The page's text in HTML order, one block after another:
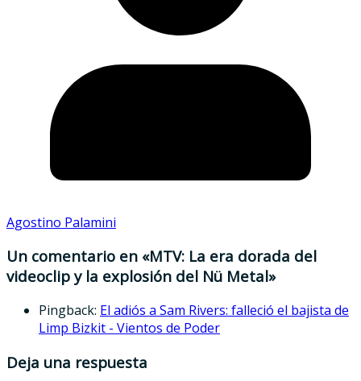
Agostino Palamini
Un comentario en «MTV: La era dorada del
videoclip y la explosión del Nü Metal»
Pingback: El adiós a Sam Rivers: falleció el bajista de
Limp Bizkit - Vientos de Poder
Deja una respuesta